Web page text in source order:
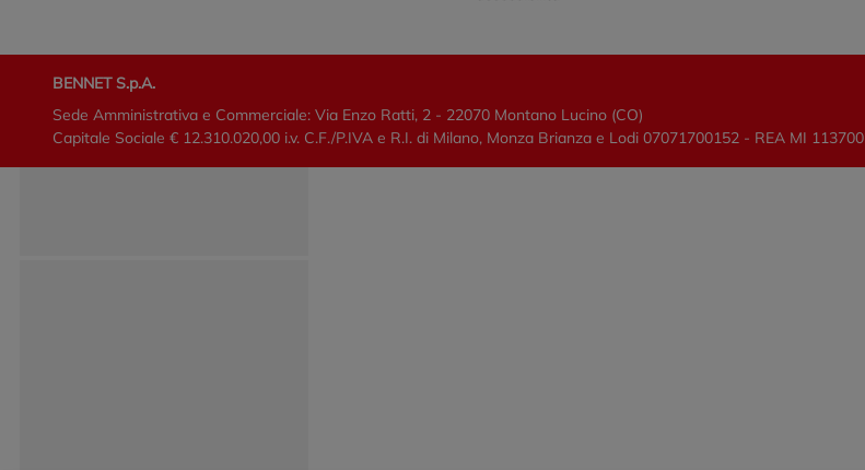
BENNET S.p.A.
Sede Amministrativa e Commerciale: Via Enzo Ratti, 2 - 22070 Montano Lucino (CO)
Capitale Sociale € 12.310.020,00 i.v. C.F./P.IVA e R.I. di Milano, Monza Brianza e Lodi 07071700152 - REA MI